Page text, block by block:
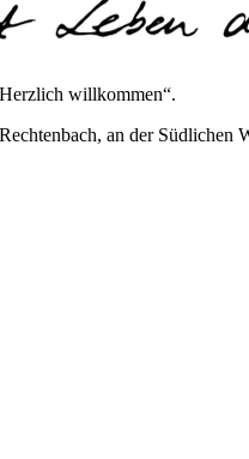
willkommen“.
an der Südlichen